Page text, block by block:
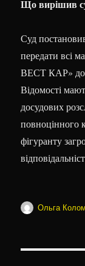
Що вирішив
Суд
передати всі
ВЕСТ КАР» до
Відомості
досудових
повноцінного
фігуранту
Автор
Ольга